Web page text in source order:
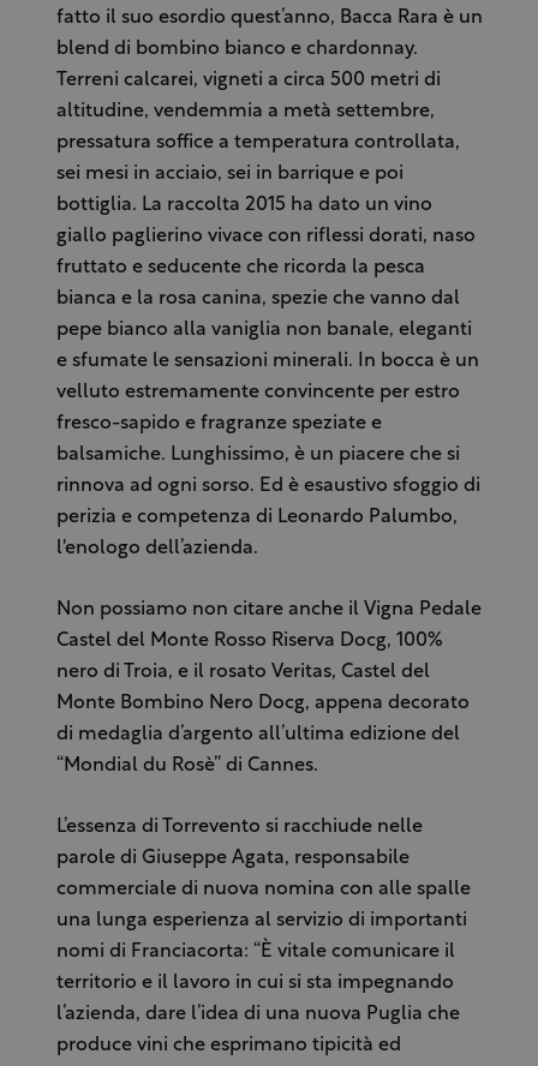
fatto il suo esordio quest’anno, Bacca Rara è un
blend di bombino bianco e chardonnay.
Terreni calcarei, vigneti a circa 500 metri di
altitudine, vendemmia a metà settembre,
pressatura soffice a temperatura controllata,
sei mesi in acciaio, sei in barrique e poi
bottiglia. La raccolta 2015 ha dato un vino
giallo paglierino vivace con riflessi dorati, naso
fruttato e seducente che ricorda la pesca
bianca e la rosa canina, spezie che vanno dal
pepe bianco alla vaniglia non banale, eleganti
e sfumate le sensazioni minerali. In bocca è un
velluto estremamente convincente per estro
fresco-sapido e fragranze speziate e
balsamiche. Lunghissimo, è un piacere che si
rinnova ad ogni sorso. Ed è esaustivo sfoggio di
perizia e competenza di Leonardo Palumbo,
l'enologo dell’azienda.
Non possiamo non citare anche il Vigna Pedale
Castel del Monte Rosso Riserva Docg, 100%
nero di Troia, e il rosato Veritas, Castel del
Monte Bombino Nero Docg, appena decorato
di medaglia d’argento all’ultima edizione del
“Mondial du Rosè” di Cannes.
L’essenza di Torrevento si racchiude nelle
parole di Giuseppe Agata, responsabile
commerciale di nuova nomina con alle spalle
una lunga esperienza al servizio di importanti
nomi di Franciacorta: “È vitale comunicare il
territorio e il lavoro in cui si sta impegnando
l’azienda, dare l’idea di una nuova Puglia che
produce vini che esprimano tipicità ed